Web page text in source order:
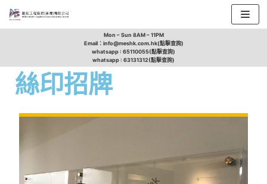
content
Mon – Sun 8AM – 11PM
Email：info@meshk.com.hk(點擊查詢)
whatsapp : 65110055(點擊查詢)
whatsapp : 63131312(點擊查詢)
絲印招牌